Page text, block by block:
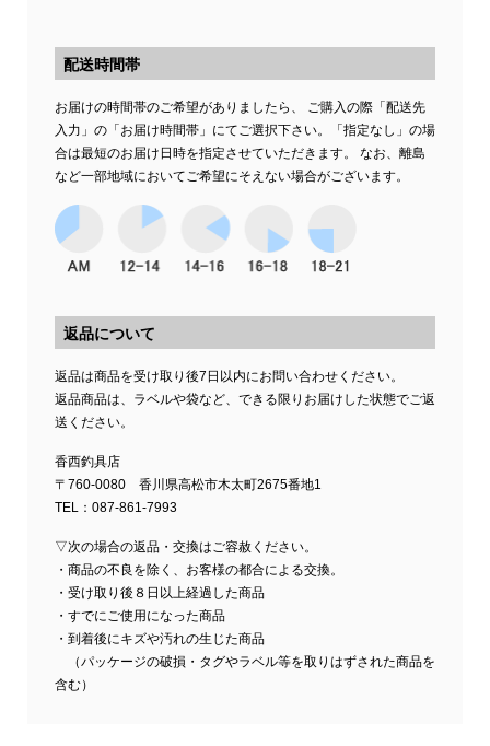
配送時間帯
お届けの時間帯のご希望がありましたら、 ご購入の際「配送先
入力」の「お届け時間帯」にてご選択下さい。「指定なし」の場
合は最短のお届け日時を指定させていただきます。 なお、離島
など一部地域においてご希望にそえない場合がございます。
返品について
返品は商品を受け取り後7日以内にお問い合わせください。
返品商品は、ラベルや袋など、できる限りお届けした状態でご返
送ください。
香西釣具店
〒760-0080 香川県高松市木太町2675番地1
TEL：087-861-7993
▽次の場合の返品・交換はご容赦ください。
・商品の不良を除く、お客様の都合による交換。
・受け取り後８日以上経過した商品
・すでにご使用になった商品
・到着後にキズや汚れの生じた商品
（パッケージの破損・タグやラベル等を取りはずされた商品を
含む）